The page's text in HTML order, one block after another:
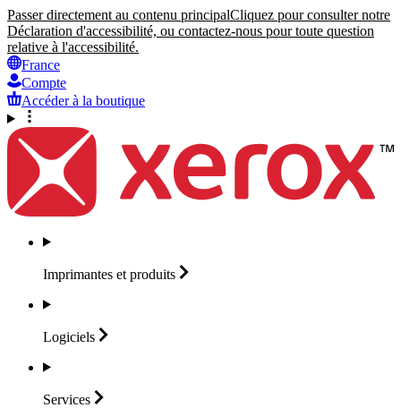
Passer directement au contenu principalCliquez pour consulter notre
Déclaration d'accessibilité, ou contactez-nous pour toute question
relative à l'accessibilité.
France
Compte
Accéder à la boutique
Imprimantes et produits
Logiciels
Services